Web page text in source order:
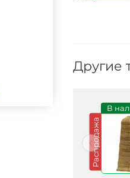
Другие
Распродажа
В